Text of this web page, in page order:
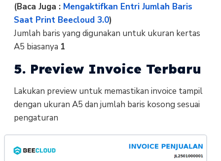
(Baca Juga : Mengaktifkan Entri Jumlah Baris
Saat Print Beecloud 3.0)
Jumlah baris yang digunakan untuk ukuran kertas
A5 biasanya 1
5. Preview Invoice Terbaru
Lakukan preview untuk memastikan invoice tampil
dengan ukuran A5 dan jumlah baris kosong sesuai
pengaturan